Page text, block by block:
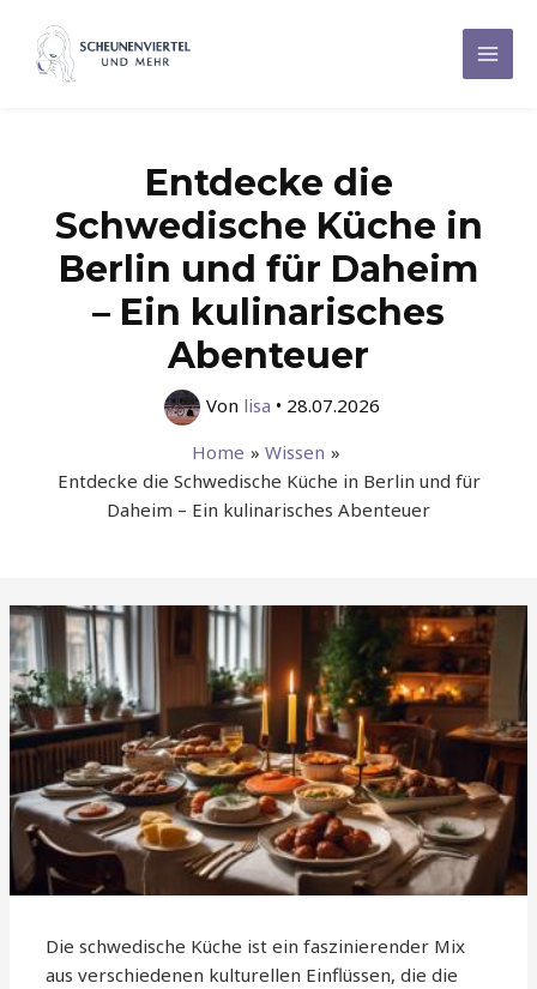
Inhalt
springen
Main
Entdecke die
Schwedische Küche in
Berlin und für Daheim
– Ein kulinarisches
Abenteuer
Von lisa • 28.07.2026
Home
Wissen
Entdecke die Schwedische Küche in Berlin und für
Daheim – Ein kulinarisches Abenteuer
Die schwedische Küche ist ein faszinierender Mix
aus verschiedenen kulturellen Einflüssen, die die